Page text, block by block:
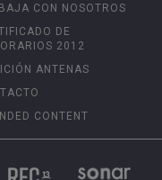
CON NOSOTROS
DE
2012
ANTENAS
CONTENT